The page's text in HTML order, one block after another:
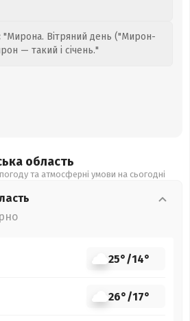
"Мирона. Вітряний день ("Мирон-
— такий і січень."
область
та атмосферні умови на сьогодні
25°/14°
26°/17°